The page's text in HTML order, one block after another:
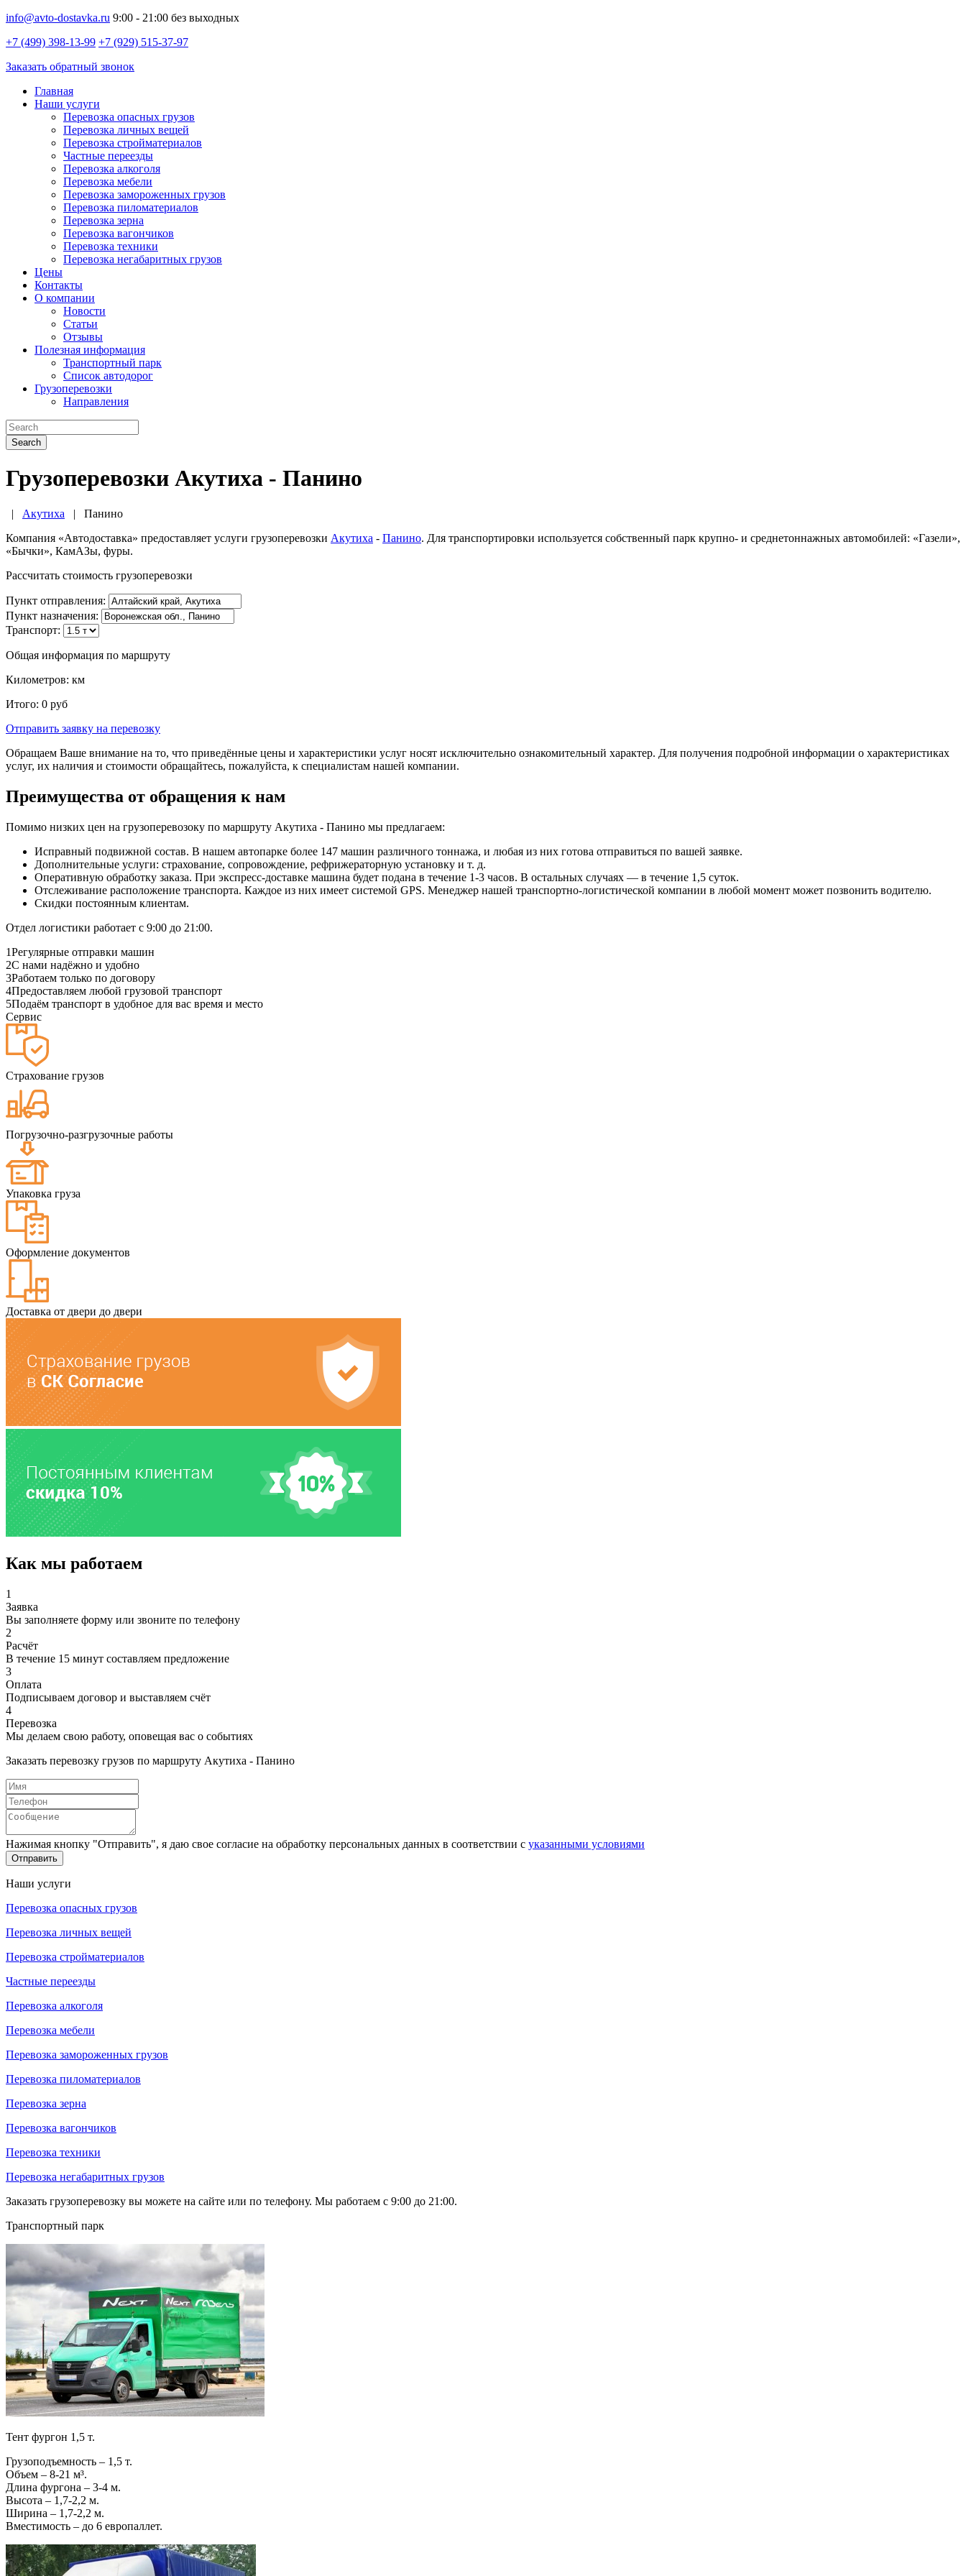
info@avto-dostavka.ru 9:00 - 21:00 без выходных
+7 (499) 398-13-99 +7 (929) 515-37-97
Заказать обратный звонок
Главная
Наши услуги
Перевозка опасных грузов
Перевозка личных вещей
Перевозка стройматериалов
Частные переезды
Перевозка алкоголя
Перевозка мебели
Перевозка замороженных грузов
Перевозка пиломатериалов
Перевозка зерна
Перевозка вагончиков
Перевозка техники
Перевозка негабаритных грузов
Цены
Контакты
О компании
Новости
Статьи
Отзывы
Полезная информация
Транспортный парк
Список автодорог
Грузоперевозки
Направления
Search
Грузоперевозки Акутиха - Панино
| Акутиха | Панино
Компания «Автодоставка» предоставляет услуги грузоперевозки Акутиха - Панино. Для транспортировки используется собственный парк крупно- и среднетоннажных автомобилей: «Газели»,
«Бычки», КамАЗы, фуры.
Рассчитать стоимость грузоперевозки
Пункт отправления:
Пункт назначения:
Транспорт:
Общая информация по маршруту
Километров: км
Итого: 0 руб
Отправить заявку на перевозку
Обращаем Ваше внимание на то, что приведённые цены и характеристики услуг носят исключительно ознакомительный характер. Для получения подробной информации о характеристиках
услуг, их наличия и стоимости обращайтесь, пожалуйста, к специалистам нашей компании.
Преимущества от обращения к нам
Помимо низких цен на грузоперевозоку по маршруту Акутиха - Панино мы предлагаем:
Исправный подвижной состав. В нашем автопарке более 147 машин различного тоннажа, и любая из них готова отправиться по вашей заявке.
Дополнительные услуги: страхование, сопровождение, рефрижераторную установку и т. д.
Оперативную обработку заказа. При экспресс-доставке машина будет подана в течение 1-3 часов. В остальных случаях — в течение 1,5 суток.
Отслеживание расположение транспорта. Каждое из них имеет системой GPS. Менеджер нашей транспортно-логистической компании в любой момент может позвонить водителю.
Скидки постоянным клиентам.
Отдел логистики работает с 9:00 до 21:00.
1Регулярные отправки машин
2С нами надёжно и удобно
3Работаем только по договору
4Предоставляем любой грузовой транспорт
5Подаём транспорт в удобное для вас время и место
Сервис
Страхование грузов
Погрузочно-разгрузочные работы
Упаковка груза
Оформление документов
Доставка от двери до двери
Как мы работаем
1
Заявка
Вы заполняете форму или звоните по телефону
2
Расчёт
В течение 15 минут составляем предложение
3
Оплата
Подписываем договор и выставляем счёт
4
Перевозка
Мы делаем свою работу, оповещая вас о событиях
Заказать перевозку грузов по маршруту Акутиха - Панино
Нажимая кнопку "Отправить", я даю свое согласие на обработку персональных данных в соответствии с указанными условиями
Отправить
Наши услуги
Перевозка опасных грузов
Перевозка личных вещей
Перевозка стройматериалов
Частные переезды
Перевозка алкоголя
Перевозка мебели
Перевозка замороженных грузов
Перевозка пиломатериалов
Перевозка зерна
Перевозка вагончиков
Перевозка техники
Перевозка негабаритных грузов
Заказать грузоперевозку вы можете на сайте или по телефону. Мы работаем с 9:00 до 21:00.
Транспортный парк
Тент фургон 1,5 т.
Грузоподъемность – 1,5 т.
Объем – 8-21 м³.
Длина фургона – 3-4 м.
Высота – 1,7-2,2 м.
Ширина – 1,7-2,2 м.
Вместимость – до 6 европаллет.